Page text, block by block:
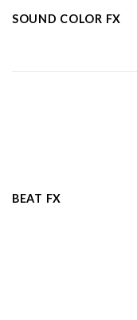
SOUND COLOR FX
BEAT FX